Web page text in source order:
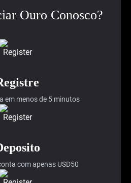
Ouro Conosco?
em menos de 5 minutos
com apenas USD50